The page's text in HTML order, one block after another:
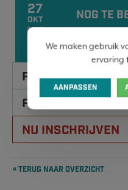
27
OKT
2026
NOG TE
PROGRAMMA
PRAKTISCHE
NU INSCHRIJVEN
« TERUG NAAR OVERZICHT
We maken gebruik
ervaring
AANPASSEN